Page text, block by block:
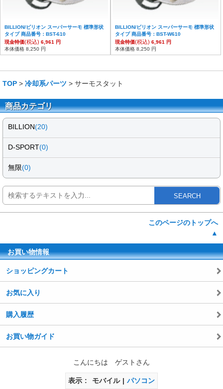
BILLION/ビリオン スーパーサーモ 標準形状
タイプ 商品番号：BST-610
現金特価(税込) 6,961 円
本体価格 8,250 円
BILLION/ビリオン スーパーサーモ 標準形状
タイプ 商品番号：BST-W610
現金特価(税込) 6,961 円
本体価格 8,250 円
TOP > 冷却系パーツ > サーモスタット
商品カテゴリ
BILLION(20)
D-SPORT(0)
無限(0)
SEARCH
このページのトップへ
▲
お買い物情報
ショッピングカート
お気に入り
購入履歴
お買い物ガイド
こんにちは ゲストさん
表示 モバイル パソコン